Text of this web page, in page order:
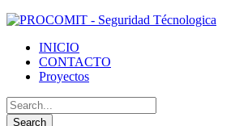
INICIO
CONTACTO
Proyectos